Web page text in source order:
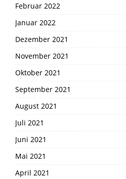
Februar 2022
Januar 2022
Dezember 2021
November 2021
Oktober 2021
September 2021
August 2021
Juli 2021
Juni 2021
Mai 2021
April 2021